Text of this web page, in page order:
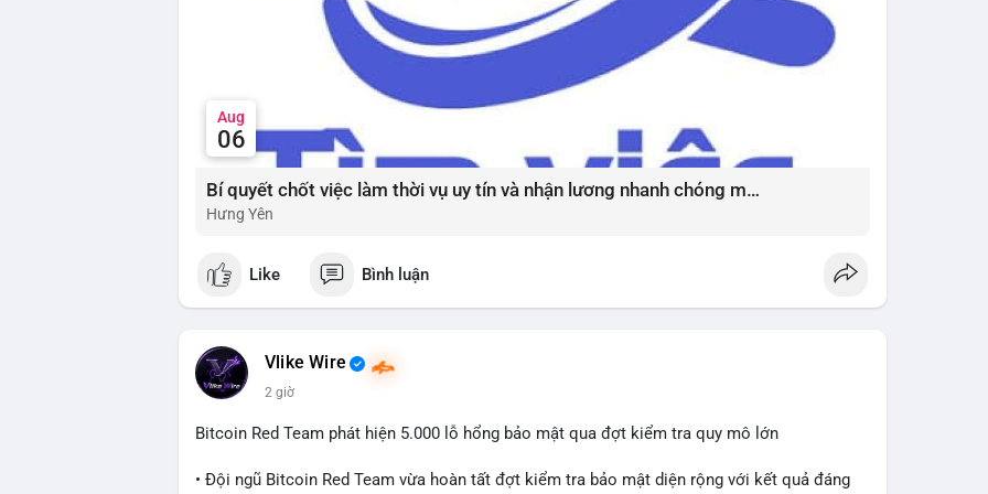
thể được xem xét khi thị trường đang ở vùng Extreme Fear. Cần theo dõi sát diễn biến TVL
và dòng tiền Stablecoin để xác nhận nhịp đảo chiều.
#tvldefi #fundingratebtc #stablecoinusdt #ethereuml2
Aug
06
Bí quyết chốt việc làm thời vụ uy tín và nhận lương nhanh chóng mỗi ngày ?
Hưng Yên
Like Bình luận
Vlike Wire
2 giờ
Bitcoin Red Team phát hiện 5.000 lỗ hổng bảo mật qua đợt kiểm tra quy mô lớn
• Đội ngũ Bitcoin Red Team vừa hoàn tất đợt kiểm tra bảo mật diện rộng với kết quả đáng